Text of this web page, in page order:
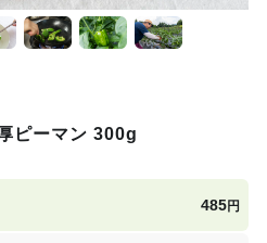
ピーマン 300g
485円